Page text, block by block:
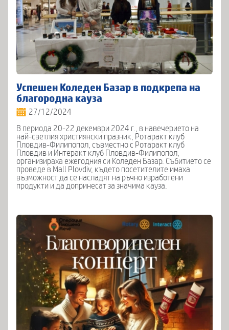
Успешен Коледен Базар в подкрепа на
благородна кауза
27/12/2024
В периода 20-22 декември 2024 г., в навечерието на
най-светлия християнски празник, Ротаракт клуб
Пловдив-Филипопол, съвместно с Ротаракт клуб
Пловдив и Интеракт клуб Пловдив-Филипопол,
организираха ежегодния си Коледен Базар. Събитието се
проведе в Mall Plovdiv, където посетителите имаха
възможност да се насладят на ръчно изработени
продукти и да допринесат за значима кауза.